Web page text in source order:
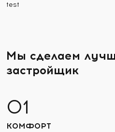
test
Мы сделаем
застройщик
КОМФОРТ